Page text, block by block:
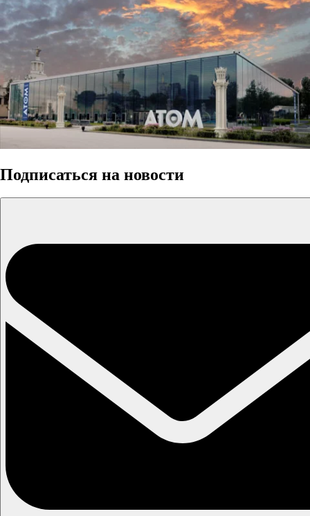
Подписаться на новости